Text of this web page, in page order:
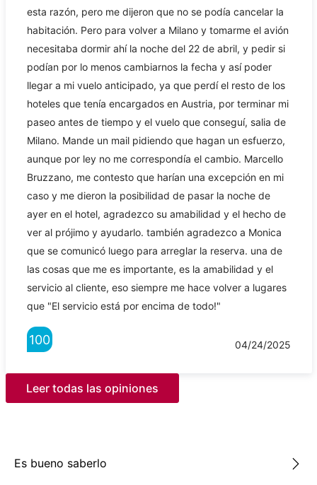
esta razón, pero me dijeron que no se podía cancelar la
habitación. Pero para volver a Milano y tomarme el avión
necesitaba dormir ahí la noche del 22 de abril, y pedir si
podían por lo menos cambiarnos la fecha y así poder
llegar a mi vuelo anticipado, ya que perdí el resto de los
hoteles que tenía encargados en Austria, por terminar mi
paseo antes de tiempo y el vuelo que conseguí, salia de
Milano. Mande un mail pidiendo que hagan un esfuerzo,
aunque por ley no me correspondía el cambio. Marcello
Bruzzano, me contesto que harían una excepción en mi
caso y me dieron la posibilidad de pasar la noche de
ayer en el hotel, agradezco su amabilidad y el hecho de
ver al prójimo y ayudarlo. también agradezco a Monica
que se comunicó luego para arreglar la reserva. una de
las cosas que me es importante, es la amabilidad y el
servicio al cliente, eso siempre me hace volver a lugares
que "El servicio está por encima de todo!"
100 04/24/2025
Leer todas las opiniones
Es bueno saberlo